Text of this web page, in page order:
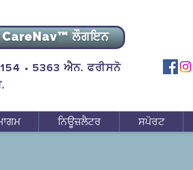
CareNav™ ਲੌਗਇਨ
• 5363 ਐਨ. ਫਰੀਸਨੋ
ਨਿਊਜ਼ਲੈਟਰ ਸਪੋਰਟ